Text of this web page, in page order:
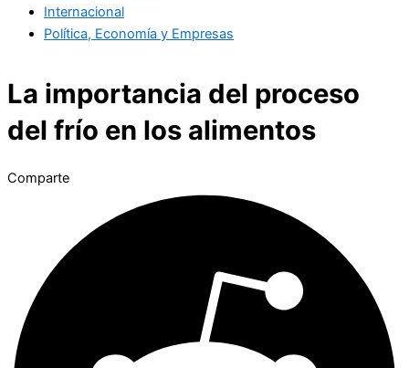
Internacional
Política, Economía y Empresas
La importancia del proceso
del frío en los alimentos
Comparte